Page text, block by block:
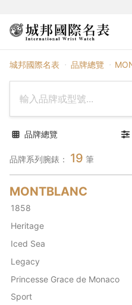
城邦國際名表 品牌總覽
品牌系列腕錶： 19 筆
品牌總覽
MONTBLANC
1858
Heritage
Iced Sea
Legacy
Princesse Grace de Monaco
Sport